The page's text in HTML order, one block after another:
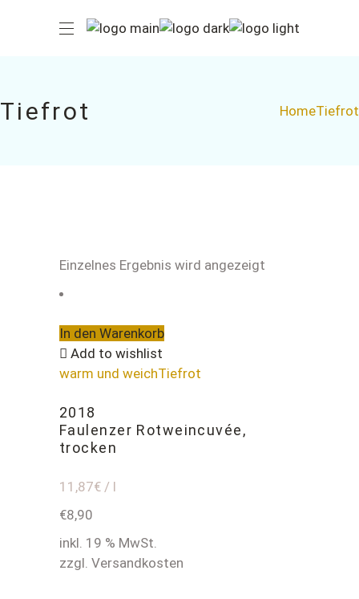
Tiefrot HomeTiefrot
Einzelnes Ergebnis wird angezeigt
In den Warenkorb
Add to wishlist
warm und weichTiefrot
2018
Faulenzer Rotweincuvée,
trocken
11,87€ / l
€8,90
inkl. 19 % MwSt.
zzgl. Versandkosten